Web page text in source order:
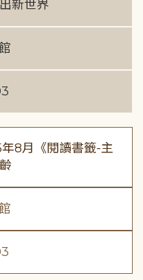
新世界
年8月《閱讀書籤-主